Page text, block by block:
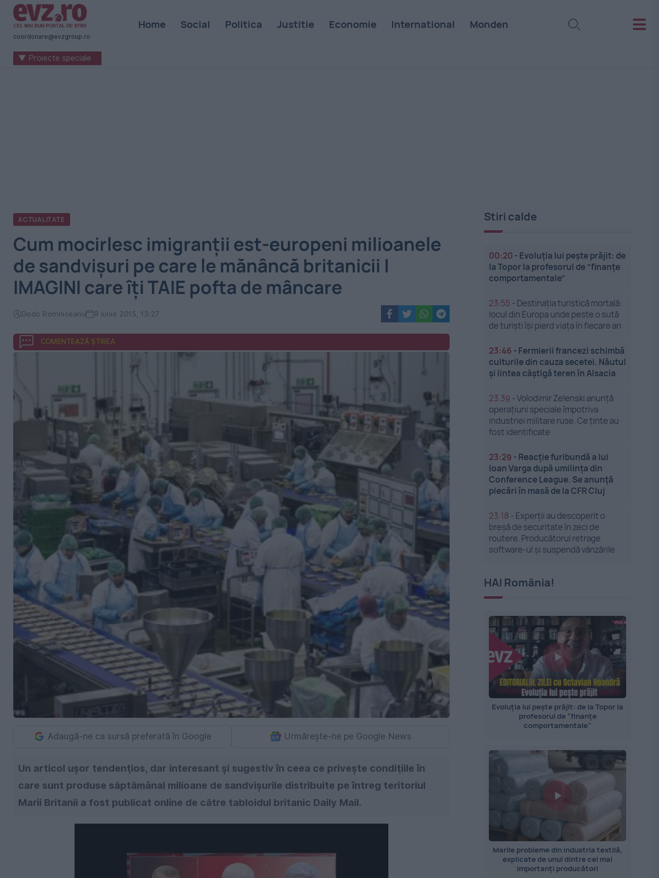
Știri
naționale
internaționale
coordonare@evzgroup.ro
Home Social Politica Justitie Economie International Monden
▼ Proiecte speciale
ACTUALITATE
Cum mocirlesc imigranţii est-europeni milioanele
de sandvişuri pe care le mănâncă britanicii |
IMAGINI care îţi TAIE pofta de mâncare
Dodo Romniceanu 8 iunie 2015, 13:27
COMENTEAZĂ ȘTIREA
Adaugă-ne ca sursă preferată în Google Urmărește-ne pe Google News
Un articol uşor tendenţios, dar interesant şi sugestiv în ceea ce priveşte condiţiile în
care sunt produse săptămânal milioane de sandvişurile distribuite pe întreg teritoriul
Marii Britanii a fost publicat online de către tabloidul britanic Daily Mail.
Stiri calde
00:20 - Evoluția lui pește prăjit: de
la Topor la profesorul de ”finanțe
comportamentale”
23:55 - Destinația turistică mortală:
locul din Europa unde peste o sută
de turiști își pierd viața în fiecare an
23:46 - Fermierii francezi schimbă
culturile din cauza secetei. Năutul
și lintea câștigă teren în Alsacia
23:39 -Volodimir Zelenski anunță
operațiuni speciale împotriva
industriei militare ruse. Ce ținte au
fost identificate
23:29 - Reacție furibundă a lui
Ioan Varga după umilința din
Conference League. Se anunță
plecări în masă de la CFR Cluj
23:18 - Experții au descoperit o
breșă de securitate în zeci de
routere. Producătorul retrage
software-ul și suspendă vânzările
HAI România!
Evoluția lui pește prăjit: de la Topor la
profesorul de ”finanțe
comportamentale”
Marile probleme din industria textilă,
explicate de unul dintre cei mai
importanți producători